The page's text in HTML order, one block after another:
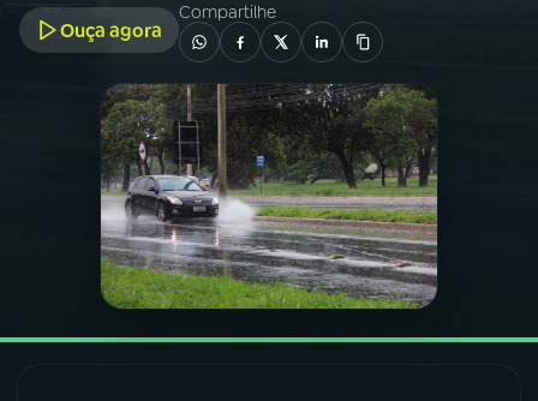
A RÁDIO
PROGRAMAÇÃO
PROGRAMAS
PODCASTS
06VIDEOCASTS
Ouça agora
Compartilhe